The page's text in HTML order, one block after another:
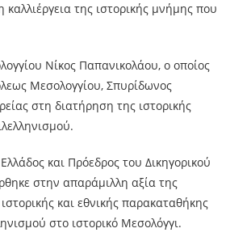
της ιστορικής μνήμης που
Νίκος Παπανικολάου, ο οποίος
Μεσολογγίου, Σπυρίδωνος
στη διατήρηση της ιστορικής
και Πρόεδρος του Δικηγορικού
στην απαράμιλλη αξία της
και εθνικής παρακαταθήκης
στο ιστορικό Μεσολόγγι.